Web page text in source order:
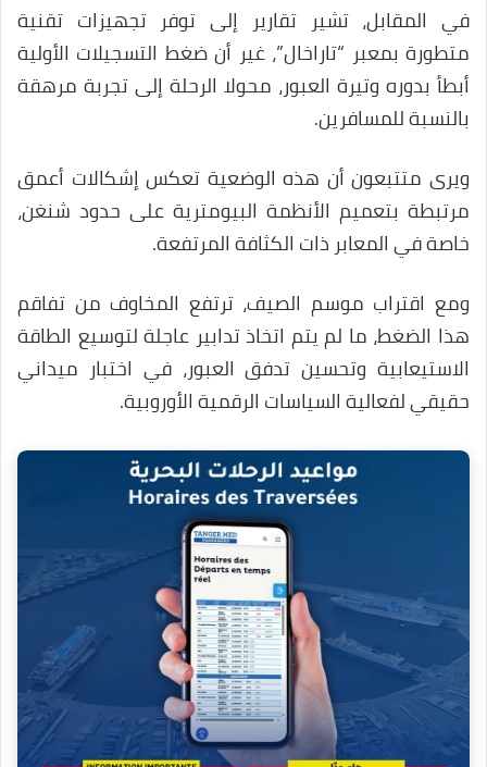
في المقابل، تشير تقارير إلى توفر تجهيزات تقنية
متطورة بمعبر “تاراخال”، غير أن ضغط التسجيلات الأولية
أبطأ بدوره وتيرة العبور، محولا الرحلة إلى تجربة مرهقة
بالنسبة للمسافرين.
ويرى متتبعون أن هذه الوضعية تعكس إشكالات أعمق
مرتبطة بتعميم الأنظمة البيومترية على حدود شنغن،
خاصة في المعابر ذات الكثافة المرتفعة.
ومع اقتراب موسم الصيف، ترتفع المخاوف من تفاقم
هذا الضغط، ما لم يتم اتخاذ تدابير عاجلة لتوسيع الطاقة
الاستيعابية وتحسين تدفق العبور، في اختبار ميداني
حقيقي لفعالية السياسات الرقمية الأوروبية.